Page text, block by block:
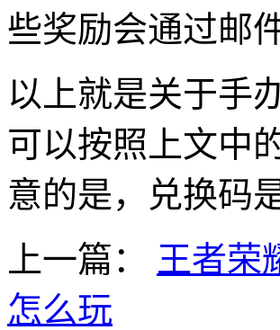
些奖励会通过邮
以上就是关于手
可以按照上文中
意的是，兑换码
上一篇：
王者荣
怎么玩